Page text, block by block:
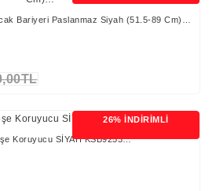
Bariyeri Paslanmaz Siyah (51.5-89 Cm)…
Koruyucu SİYAH KSB9253…
26% İNDİRİMLİ